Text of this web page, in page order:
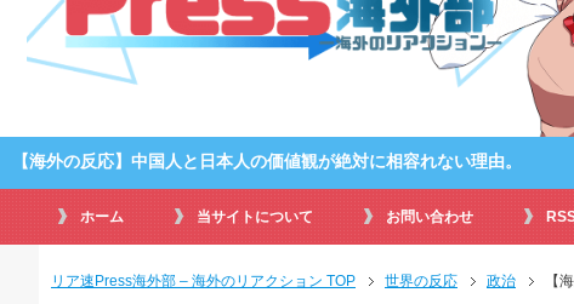
【海外の反応】中国人と日本人の価値観が絶対に相容れない理由。
ホーム 当サイトについて お問い合わせ
リア速Press海外部 – 海外のリアクション TOP 世界の反応 政治 【